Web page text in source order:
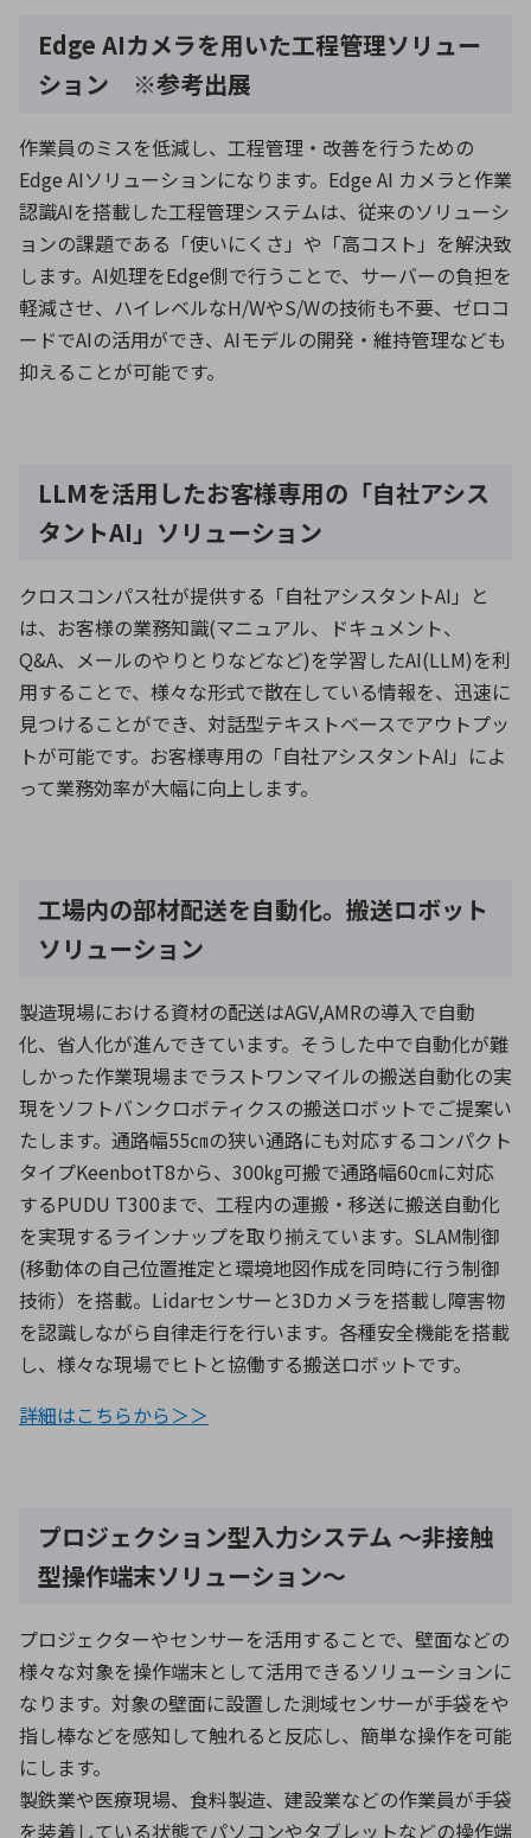
Edge AIカメラを用いた工程管理ソリュー
ション ※参考出展
作業員のミスを低減し、工程管理・改善を行うための
Edge AIソリューションになります。Edge AI カメラと作業
認識AIを搭載した工程管理システムは、従来のソリューシ
ョンの課題である「使いにくさ」や「高コスト」を解決致
します。AI処理をEdge側で行うことで、サーバーの負担を
軽減させ、ハイレベルなH/WやS/Wの技術も不要、ゼロコ
ードでAIの活用ができ、AIモデルの開発・維持管理なども
抑えることが可能です。
LLMを活用したお客様専用の「自社アシス
タントAI」ソリューション
クロスコンパス社が提供する「自社アシスタントAI」と
は、お客様の業務知識(マニュアル、ドキュメント、
Q&A、メールのやりとりなどなど)を学習したAI(LLM)を利
用することで、様々な形式で散在している情報を、迅速に
見つけることができ、対話型テキストベースでアウトプッ
トが可能です。お客様専用の「自社アシスタントAI」によ
って業務効率が大幅に向上します。
工場内の部材配送を自動化。搬送ロボット
ソリューション
製造現場における資材の配送はAGV,AMRの導入で自動
化、省人化が進んできています。そうした中で自動化が難
しかった作業現場までラストワンマイルの搬送自動化の実
現をソフトバンクロボティクスの搬送ロボットでご提案い
たします。通路幅55㎝の狭い通路にも対応するコンパクト
タイプKeenbotT8から、300㎏可搬で通路幅60㎝に対応
するPUDU T300まで、工程内の運搬・移送に搬送自動化
を実現するラインナップを取り揃えています。SLAM制御
(移動体の自己位置推定と環境地図作成を同時に行う制御
技術）を搭載。Lidarセンサーと3Dカメラを搭載し障害物
を認識しながら自律走行を行います。各種安全機能を搭載
し、様々な現場でヒトと協働する搬送ロボットです。
詳細はこちらから＞＞
プロジェクション型入力システム ～非接触
型操作端末ソリューション～
プロジェクターやセンサーを活用することで、壁面などの
様々な対象を操作端末として活用できるソリューションに
なります。対象の壁面に設置した測域センサーが手袋をや
指し棒などを感知して触れると反応し、簡単な操作を可能
にします。
製鉄業や医療現場、食料製造、建設業などの作業員が手袋
を装着している状態でパソコンやタブレットなどの操作端